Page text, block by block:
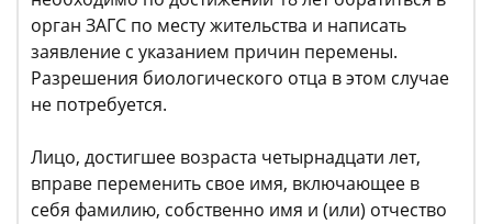
орган ЗАГС по месту жительства и написать
заявление с указанием причин перемены.
Разрешения биологического отца в этом случае
не потребуется.
Лицо, достигшее возраста четырнадцати лет,
вправе переменить свое имя, включающее в
себя фамилию, собственно имя и (или) отчество